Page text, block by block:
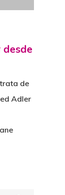
desde
de
Adler